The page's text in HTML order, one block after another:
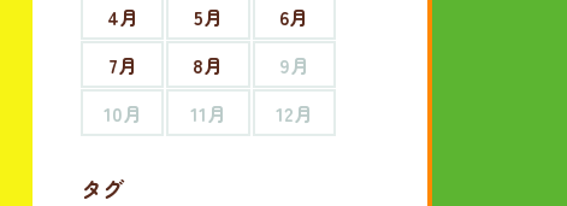
4月
5月
6月
7月
8月
9月
10月
11月 12月
タグ